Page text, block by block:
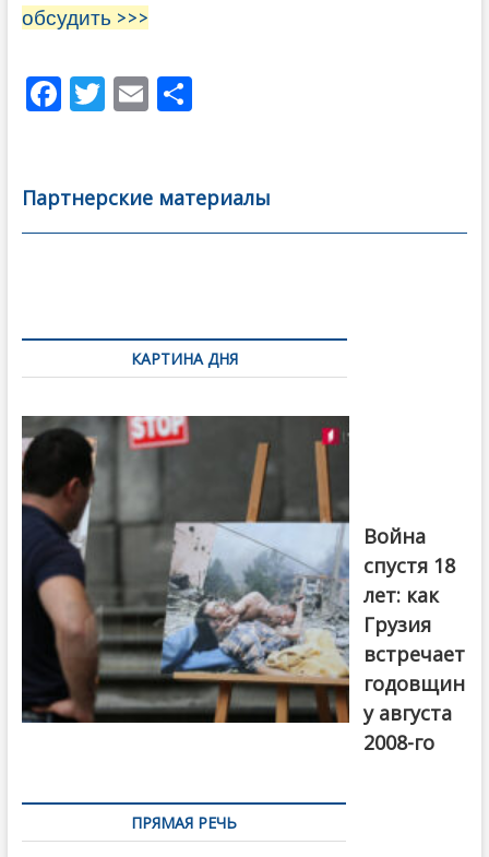
обсудить >>>
F
b
o
T
er
E
l
О
а
в
Партнерские материалы
по
записямКАРТИНА ДНЯ
года. Фото:
Первый канал
Война
спустя 18
лет: как
Грузия
встречает
годовщин
у августа
2008-го
ПРЯМАЯ РЕЧЬ